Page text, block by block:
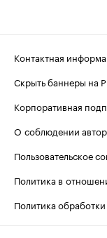
Контактная
Скрыть баннеры на
Корпоративная
О соблюдении
Пользовательское
Политика в
Политика